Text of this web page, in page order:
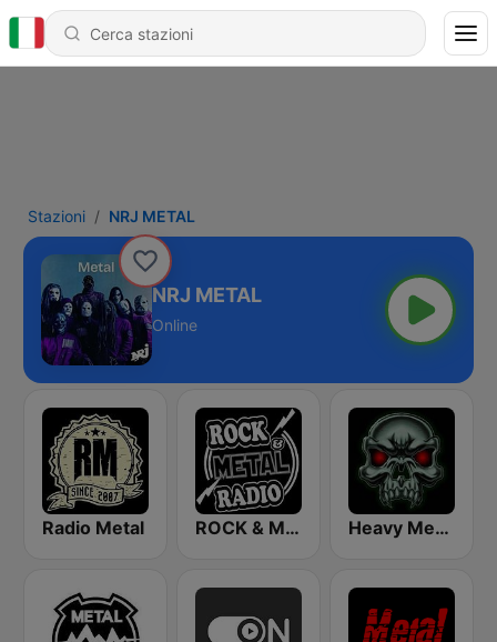
Stazioni NRJ METAL
NRJ METAL
Online
Radio Metal ROCK & METAL Heavy Metal Radio